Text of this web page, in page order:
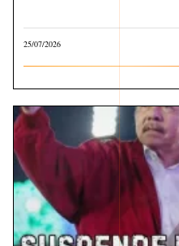
25/07/2026